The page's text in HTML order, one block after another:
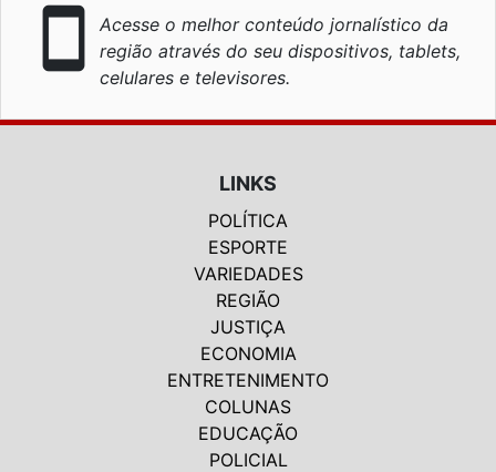
smartphone
Acesse o melhor conteúdo jornalístico da
região através do seu dispositivos, tablets,
celulares e televisores.
LINKS
POLÍTICA
ESPORTE
VARIEDADES
REGIÃO
JUSTIÇA
ECONOMIA
ENTRETENIMENTO
COLUNAS
EDUCAÇÃO
POLICIAL